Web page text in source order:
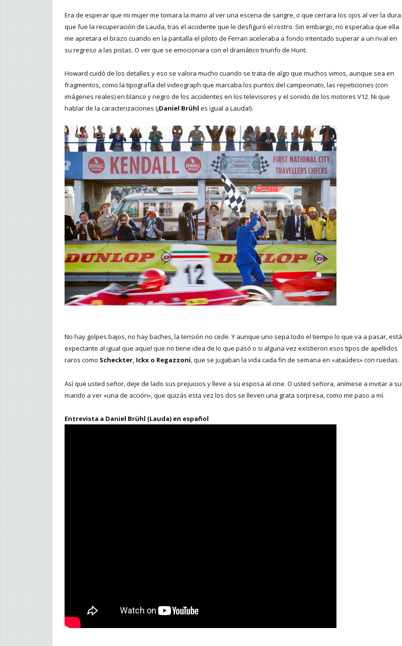
Era de esperar que mi mujer me tomara la mano al ver una escena de sangre, o que cerrara los ojos al ver la dura
que fue la recuperación de Lauda, tras el accidente que le desfiguró el rostro. Sin embargo, no esperaba que ella
me apretara el brazo cuando en la pantalla el piloto de Ferrari aceleraba a fondo intentado superar a un rival en
su regreso a las pistas. O ver que se emocionara con el dramático triunfo de Hunt.
Howard cuidó de los detalles y eso se valora mucho cuando se trata de algo que muchos vimos, aunque sea en
fragmentos, como la tipografía del videograph que marcaba los puntos del campeonato, las repeticiones (con
imágenes reales) en blanco y negro de los accidentes en los televisores y el sonido de los motores V12. Ni que
hablar de la caracterizaciones (¡Daniel Brühl es igual a Lauda!).
No hay golpes bajos, no hay baches, la tensión no cede. Y aunque uno sepa todo el tiempo lo que va a pasar, está
expectante al igual que aquel que no tiene idea de lo que pasó o si alguna vez existieron esos tipos de apellidos
raros como Scheckter, Ickx o Regazzoni, que se jugaban la vida cada fin de semana en «ataúdes» con ruedas.
Así que usted señor, deje de lado sus prejuicios y lleve a su esposa al cine. O usted señora, anímese a invitar a su
marido a ver «una de acción», que quizás esta vez los dos se lleven una grata sorpresa, como me paso a mí.
Entrevista a Daniel Brühl (Lauda) en español